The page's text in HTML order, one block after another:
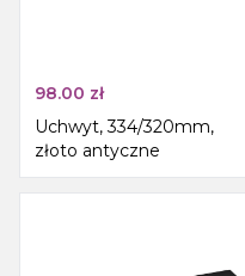
98.00 zł
Uchwyt, 334/320mm,
złoto antyczne